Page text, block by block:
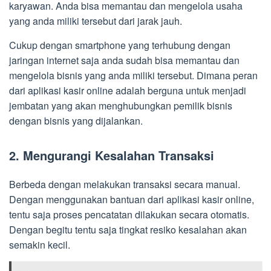
karyawan. Anda bisa memantau dan mengelola usaha
yang anda miliki tersebut dari jarak jauh.
Cukup dengan smartphone yang terhubung dengan
jaringan internet saja anda sudah bisa memantau dan
mengelola bisnis yang anda miliki tersebut. Dimana peran
dari aplikasi kasir online adalah berguna untuk menjadi
jembatan yang akan menghubungkan pemilik bisnis
dengan bisnis yang dijalankan.
2. Mengurangi Kesalahan Transaksi
Berbeda dengan melakukan transaksi secara manual.
Dengan menggunakan bantuan dari aplikasi kasir online,
tentu saja proses pencatatan dilakukan secara otomatis.
Dengan begitu tentu saja tingkat resiko kesalahan akan
semakin kecil.